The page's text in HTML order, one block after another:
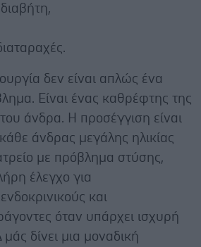
δεν είναι απλώς ένα
Είναι ένας καθρέφτης της
άνδρα. Η προσέγγιση είναι
άνδρας μεγάλης ηλικίας
με πρόβλημα στύσης,
έλεγχο για
και
όταν υπάρχει ισχυρή
δίνει μια μοναδική